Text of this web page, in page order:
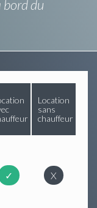
bord du
Location
sans
chauffeur
✓ X